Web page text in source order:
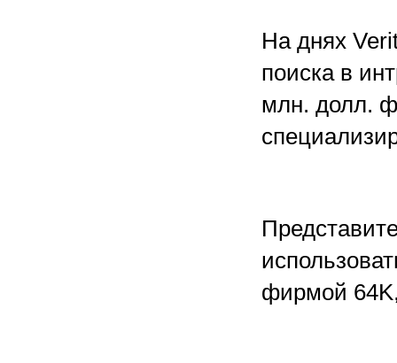
На днях
поиска в
млн. долл.
фирмой